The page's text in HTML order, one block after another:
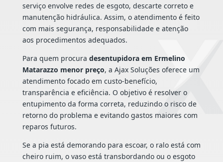
serviço envolve redes de esgoto, descarte correto e
manutenção hidráulica. Assim, o atendimento é feito
com mais segurança, responsabilidade e atenção
aos procedimentos adequados.
Para quem procura desentupidora em Ermelino
Matarazzo menor preço, a Ajax Soluções oferece um
atendimento focado em custo-benefício,
transparência e eficiência. O objetivo é resolver o
entupimento da forma correta, reduzindo o risco de
retorno do problema e evitando gastos maiores com
reparos futuros.
Se a pia está demorando para escoar, o ralo está com
cheiro ruim, o vaso está transbordando ou o esgoto